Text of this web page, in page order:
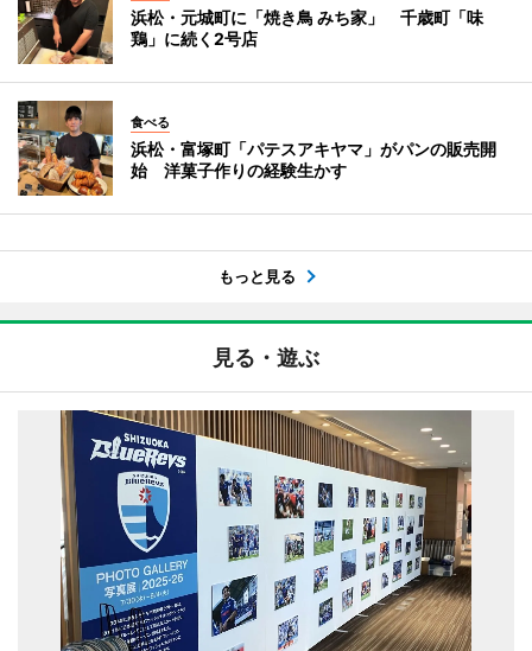
浜松・元城町に「焼き鳥 みち家」 千歳町「味
鶏」に続く2号店
食べる
浜松・富塚町「パテスアキヤマ」がパンの販売開
始 洋菓子作りの経験生かす
もっと見る
見る・遊ぶ